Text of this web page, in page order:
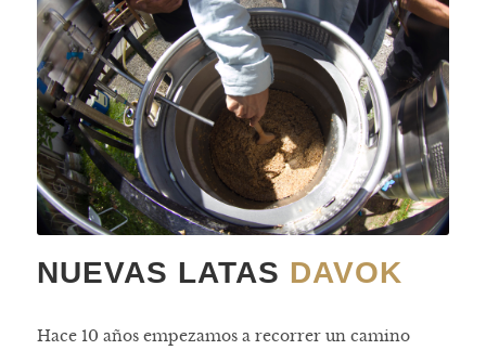
NUEVAS LATAS DAVOK
Hace 10 años empezamos a recorrer un camino